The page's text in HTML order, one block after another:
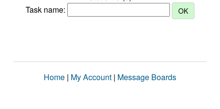
Task name:
Home | My Account | Message Boards